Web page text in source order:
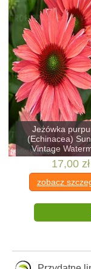
Jeżówka
(Echinacea)
Vintage
17,00 zł
zobacz